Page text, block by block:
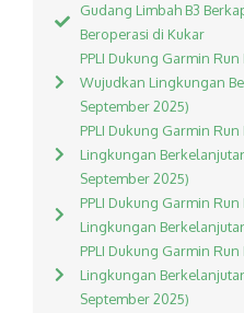
Gudang Limbah B3
Beroperasi di Kukar
PPLI Dukung Garmin
Wujudkan Lingkungan
September 2025)
PPLI Dukung Garmin
Lingkungan
September 2025)
PPLI Dukung Garmin
Lingkungan
PPLI Dukung Garmin
Lingkungan
September 2025)